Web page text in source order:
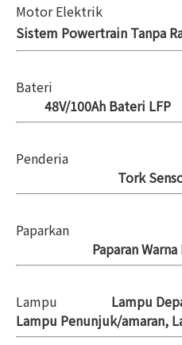
Motor
Sistem Powertrain Tanpa
48V/100Ah Bateri LFP
Tork
Paparan Warna
Lampu Lampu
Lampu Penunjuk/amaran,